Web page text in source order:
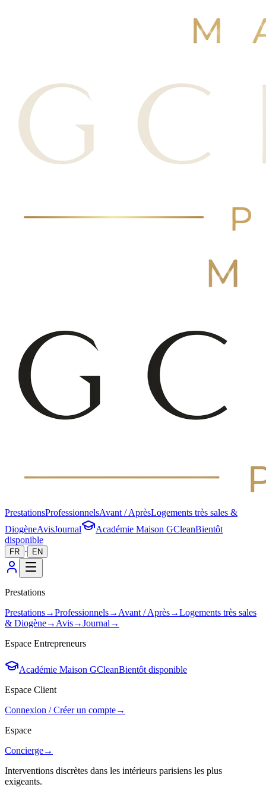
PrestationsProfessionnelsAvant / AprèsLogements très sales &
DiogèneAvisJournal Académie Maison GCleanBientôt
disponible
FR · EN
Prestations
Prestations→Professionnels→ Avant / Après→Logements très sales
& Diogène→ Avis→Journal →
Espace Entrepreneurs
Académie Maison GCleanBientôt disponible
Espace Client
Connexion / Créer un compte→
Espace
Concierge→
Interventions discrètes dans les intérieurs parisiens les plus
exigeants.